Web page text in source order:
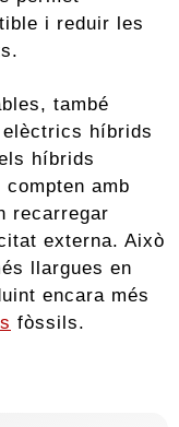
i reduir les
també
híbrids
híbrids
amb
recarregar
externa. Això
llargues en
encara més
fòssils.